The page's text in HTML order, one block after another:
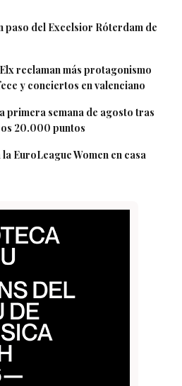
paso del Excelsior Róterdam de
reclaman más protagonismo
y conciertos en valenciano
primera semana de agosto tras
20.000 puntos
EuroLeague Women en casa